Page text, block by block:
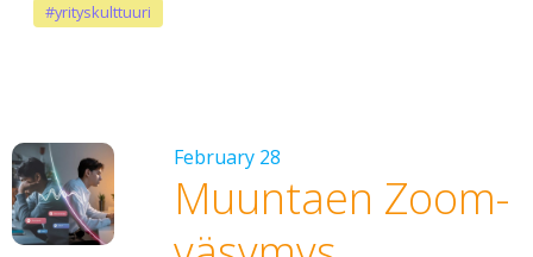
#yrityskulttuuri
February 28
Muuntaen Zoom-